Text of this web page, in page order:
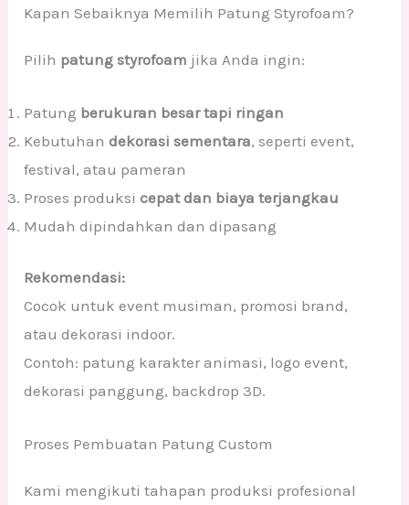
Kapan Sebaiknya Memilih Patung Styrofoam?
Pilih patung styrofoam jika Anda ingin:
Patung berukuran besar tapi ringan
Kebutuhandekorasi sementara, seperti event,
festival, atau pameran
Proses produksicepat dan biaya terjangkau
Mudah dipindahkan dan dipasang
Rekomendasi:
Cocok untuk event musiman, promosi brand,
atau dekorasi indoor.
Contoh: patung karakter animasi, logo event,
dekorasi panggung, backdrop 3D.
Proses Pembuatan Patung Custom
Kami mengikuti tahapan produksi profesional